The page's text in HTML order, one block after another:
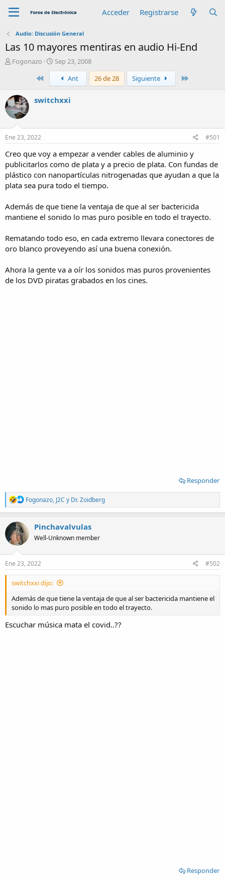
Acceder Registrarse
Audio: Discusión General
Las 10 mayores mentiras en audio Hi-End
A
r
Fogonazo
F
e
h
a
d
c
o
Sep 23, 2008
PrimeroAnt 26 de 28 Siguiente
switchxxi
Ene 23, 2022 #501
Creo que voy a empezar a vender cables de aluminio y
publicitarlos como de plata y a precio de plata. Con fundas de
plástico con nanopartículas nitrogenadas que ayudan a que la
plata sea pura todo el tiempo.
Además de que tiene la ventaja de que al ser bactericida
mantiene el sonido lo mas puro posible en todo el trayecto.
Rematando todo eso, en cada extremo llevara conectores de
oro blanco proveyendo así una buena conexión.
Ahora la gente va a oír los sonidos mas puros provenientes
de los DVD piratas grabados en los cines.
Responder
R
e
a
t
i
n
s
Fogonazo, J2C y Dr. Zoidberg
Pinchavalvulas
Well-Unknown member
Ene 23, 2022 #502
switchxxi dijo:
Además de que tiene la ventaja de que al ser bactericida mantiene el
sonido lo mas puro posible en todo el trayecto.
Escuchar música mata el covid..??
Responder